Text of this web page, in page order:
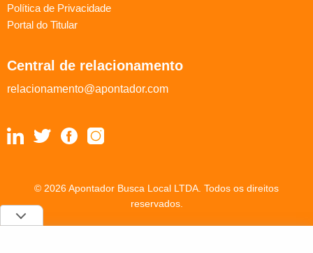
Política de Privacidade
Portal do Titular
Central de relacionamento
relacionamento@apontador.com
© 2026 Apontador Busca Local LTDA. Todos os direitos
reservados.